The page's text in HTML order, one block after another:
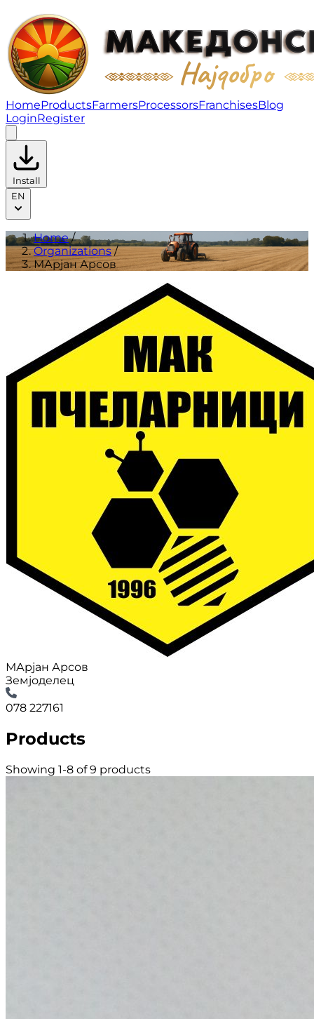
МАрјан Арсов | Organizations
HomeProductsFarmersProcessorsFranchisesBlog
LoginRegister
Install
EN
Home/
Organizations/
МАрјан Арсов
МАрјан Арсов
Земјоделец
078 227161
Products
Showing 1-8 of 9 products